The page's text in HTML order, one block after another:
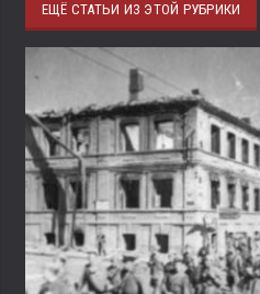
ЕЩЁ СТАТЬИ ИЗ ЭТОЙ РУБРИКИ